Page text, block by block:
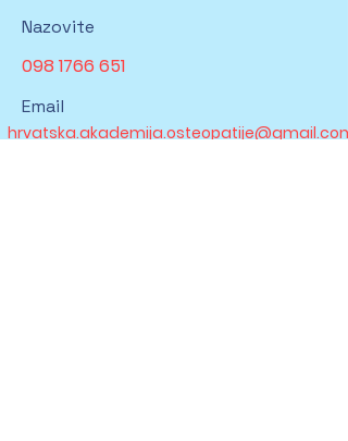
Nazovite
098 1766 651
Email
hrvatska.akademija.osteopatije@gmail.com